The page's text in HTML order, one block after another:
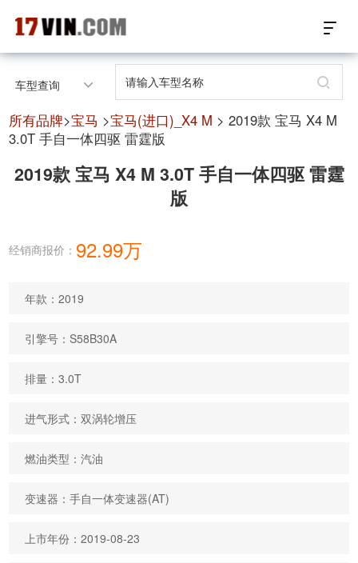
17VIN车架号查询首页
汽配数据开放接口
汽配产品车型适配
车型查询
所有品牌>宝马 >宝马(进口)_X4 M > 2019款 宝马 X4 M
3.0T 手自一体四驱 雷霆版
2019款 宝马 X4 M 3.0T 手自一体四驱 雷霆
版
经销商报价： 92.99万
年款：2019
引擎号：S58B30A
排量：3.0T
进气形式：双涡轮增压
燃油类型：汽油
变速器：手自一体变速器(AT)
上市年份：2019-08-23